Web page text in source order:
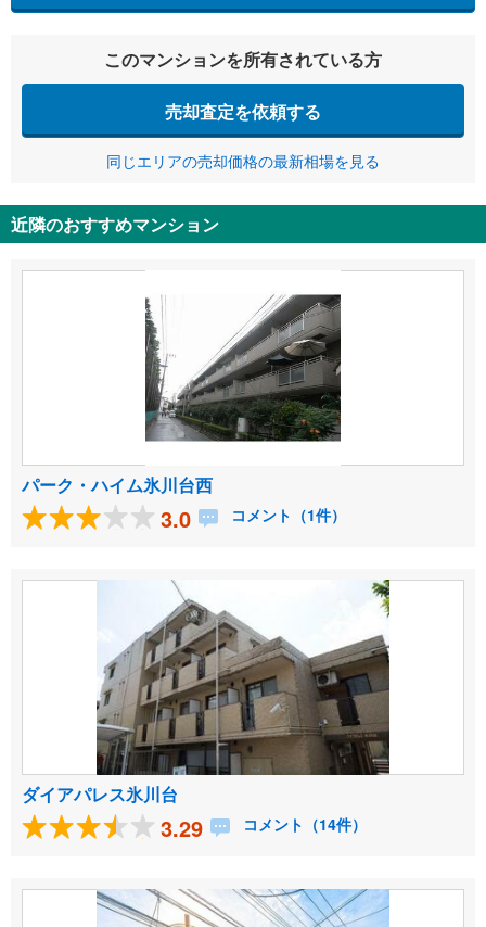
このマンションを所有されている方
売却査定を依頼する
同じエリアの売却価格の最新相場を見る
近隣のおすすめマンション
パーク・ハイム氷川台西
3.0 コメント（1件）
ダイアパレス氷川台
3.29 コメント（14件）